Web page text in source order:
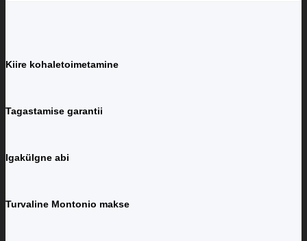
Kiire kohaletoimetamine
Tagastamise garantii
Igakülgne abi
Turvaline Montonio makse